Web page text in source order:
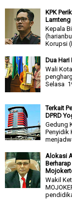
KPK
Lamteng
Kepala
Korupsi
Dua
Wali
Selasa
Terkait
DPRD
Gedung
Penyidik
Alokasi
Wakil